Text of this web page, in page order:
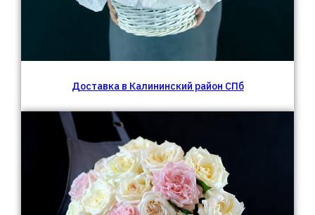
Доставка в Калининский район СПб